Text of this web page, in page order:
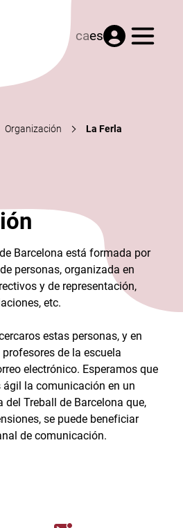
caes Menú
Organización La Ferla
Barcelona está formada por
personas, organizada en
y de representación,
etc.
estas personas, y en
de la escuela
electrónico. Esperamos que
la comunicación en un
del Treball de Barcelona que,
se puede beneficiar
de comunicación.